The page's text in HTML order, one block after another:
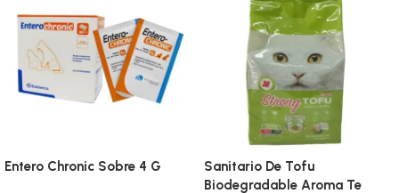
Entero Chronic Sobre 4 G
Sanitario De Tofu
Biodegradable Aroma Te